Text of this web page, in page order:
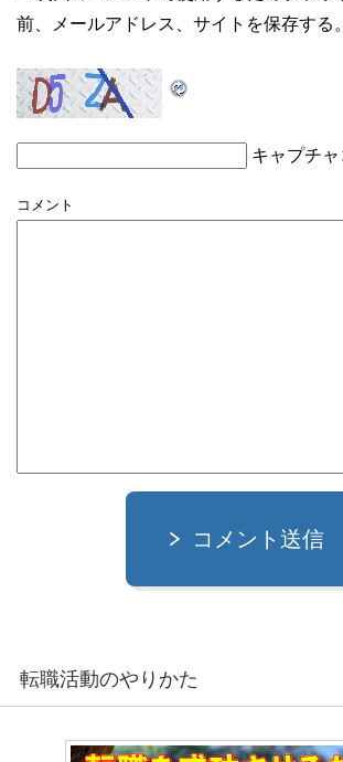
前、メールアドレス、サイトを保存する。
キャプチャ
コメント
コメント送信
転職活動のやりかた